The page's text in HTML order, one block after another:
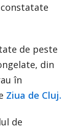
de peste
din
în
Ziua de Cluj.
de